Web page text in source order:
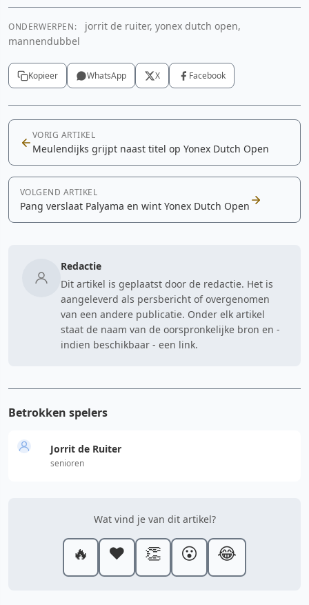
ONDERWERPEN:
jorrit de ruiter, yonex dutch open,
mannendubbel
Kopieer WhatsApp X Facebook
VORIG ARTIKEL
Meulendijks grijpt naast titel op Yonex Dutch Open
VOLGEND ARTIKEL
Pang verslaat Palyama en wint Yonex Dutch Open
Redactie
Dit artikel is geplaatst door de redactie. Het is
aangeleverd als persbericht of overgenomen
van een andere publicatie. Onder elk artikel
staat de naam van de oorspronkelijke bron en -
indien beschikbaar - een link.
Betrokken spelers
Jorrit de Ruiter
senioren
Wat vind je van dit artikel?
🔥 ❤️ 👏 😮 😂